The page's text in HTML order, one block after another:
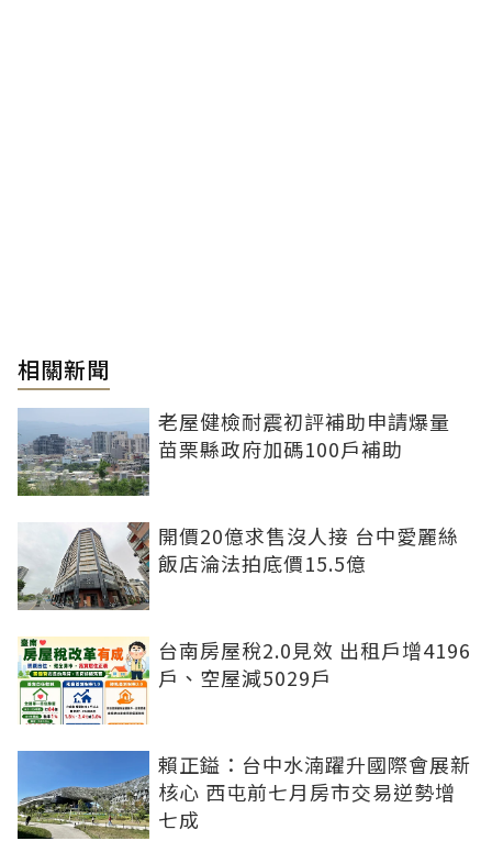
相關新聞
老屋健檢耐震初評補助申請爆量
苗栗縣政府加碼100戶補助
開價20億求售沒人接 台中愛麗絲
飯店淪法拍底價15.5億
台南房屋稅2.0見效 出租戶增4196
戶、空屋減5029戶
賴正鎰：台中水湳躍升國際會展新
核心 西屯前七月房市交易逆勢增
七成